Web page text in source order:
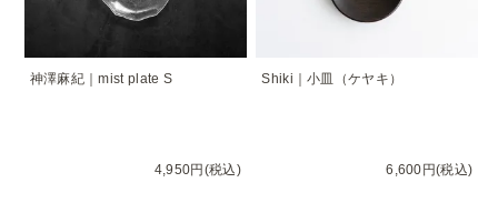
神澤麻紀｜mist plate S
4,950円(税込)
Shiki｜小皿（ケヤキ）
6,600円(税込)